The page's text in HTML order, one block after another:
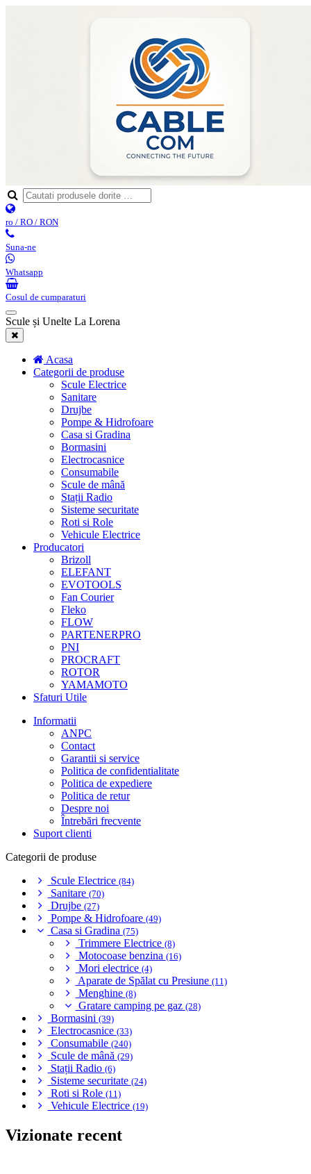
ro / RO / RON
Suna-ne
Whatsapp
Cosul de cumparaturi
Scule și Unelte La Lorena
Acasa
Categorii de produse
Scule Electrice
Sanitare
Drujbe
Pompe & Hidrofoare
Casa si Gradina
Bormasini
Electrocasnice
Consumabile
Scule de mână
Stații Radio
Sisteme securitate
Roti si Role
Vehicule Electrice
Producatori
Brizoll
ELEFANT
EVOTOOLS
Fan Courier
Fleko
FLOW
PARTENERPRO
PNI
PROCRAFT
ROTOR
YAMAMOTO
Sfaturi Utile
Informatii
ANPC
Contact
Garantii si service
Politica de confidentialitate
Politica de expediere
Politica de retur
Despre noi
Întrebări frecvente
Suport clienti
Categorii de produse
Scule Electrice (84)
Sanitare (70)
Drujbe (27)
Pompe & Hidrofoare (49)
Casa si Gradina (75)
Trimmere Electrice (8)
Motocoase benzina (16)
Mori electrice (4)
Aparate de Spălat cu Presiune (11)
Menghine (8)
Gratare camping pe gaz (28)
Bormasini (39)
Electrocasnice (33)
Consumabile (240)
Scule de mână (29)
Stații Radio (6)
Sisteme securitate (24)
Roti si Role (11)
Vehicule Electrice (19)
Vizionate recent